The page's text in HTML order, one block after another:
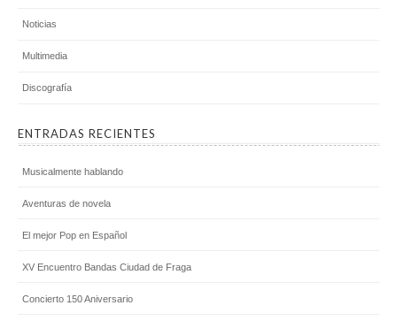
Noticias
Multimedia
Discografía
ENTRADAS RECIENTES
Musicalmente hablando
Aventuras de novela
El mejor Pop en Español
XV Encuentro Bandas Ciudad de Fraga
Concierto 150 Aniversario